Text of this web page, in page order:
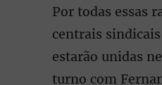
Por todas essas
centrais
estarão unidas
turno com